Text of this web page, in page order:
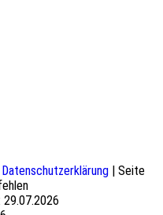
Datenschutzerklärung| Seite
29.07.2026